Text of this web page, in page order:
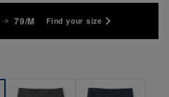
79/M Find your size